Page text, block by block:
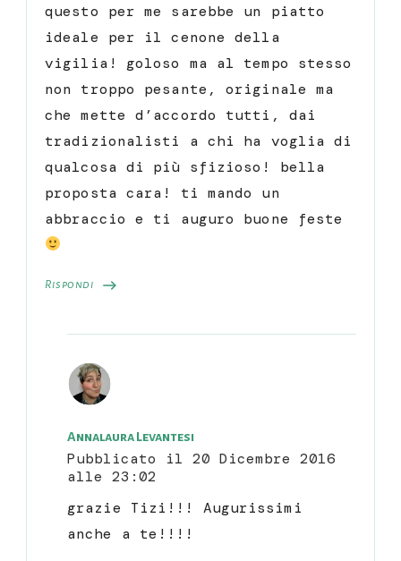
Rispondi
questo per me sarebbe un piatto
ideale per il cenone della
vigilia! goloso ma al tempo stesso
non troppo pesante, originale ma
che mette d’accordo tutti, dai
tradizionalisti a chi ha voglia di
qualcosa di più sfizioso! bella
proposta cara! ti mando un
abbraccio e ti auguro buone feste
Annalaura Levantesi
Pubblicato il 20 Dicembre 2016
alle 23:02
grazie Tizi!!! Augurissimi
anche a te!!!!